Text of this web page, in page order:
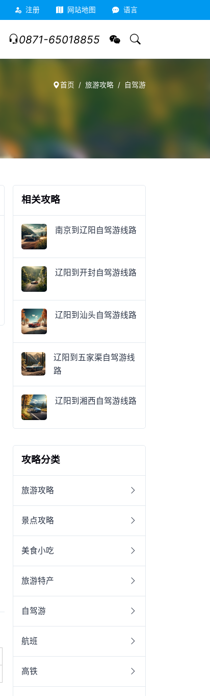
注册 网站地图 语言
0871-65018855
首页 旅游攻略 自驾游
相关攻略
南京到辽阳自驾游线路
辽阳到开封自驾游线路
辽阳到汕头自驾游线路
辽阳到五家渠自驾游线
路
辽阳到湘西自驾游线路
攻略分类
旅游攻略
景点攻略
美食小吃
旅游特产
自驾游
航班
高铁